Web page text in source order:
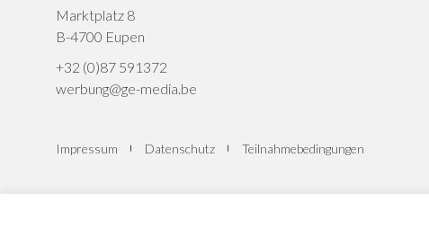
Marktplatz 8
B-4700 Eupen
+32 (0)87 591372
werbung@ge-media.be
Impressum Datenschutz Teilnahmebedingungen